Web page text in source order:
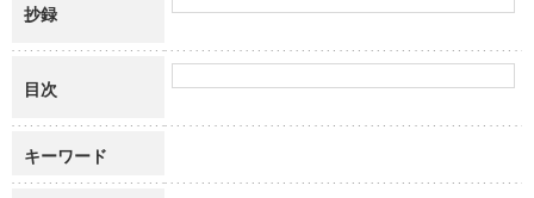
抄録
目次
キーワード